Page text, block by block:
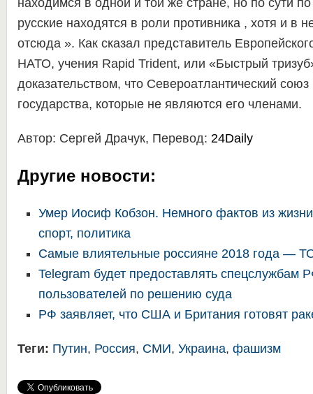
находимся в одной и той же стране, но по сути
русские находятся в роли противника , хотя и в
отсюда ». Как сказал представитель
НАТО, учения Rapid Trident, или «Быстрый
доказательством, что Североатлантический
государства, которые не являются его членами.
Автор: Сергей Драчук, Перевод: 24Daily
Другие новости:
Умер Иосиф Кобзон. Немного фактов из
спорт, политика
Самые влиятельные россияне 2018 года —
Telegram будет предоставлять спецслужбам
пользователей по решению суда
РФ заявляет, что США и Британия готовят
Теги: Путин, Россия, СМИ, Украина, фашизм